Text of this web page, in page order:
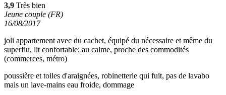
3,9 Très bien
Jeune couple (FR)
16/08/2017
joli appartement avec du cachet, équipé du nécessaire et même du
superflu, lit confortable; au calme, proche des commodités
(commerces, métro)
poussière et toiles d'araignées, robinetterie qui fuit, pas de lavabo
mais un lave-mains eau froide, dommage